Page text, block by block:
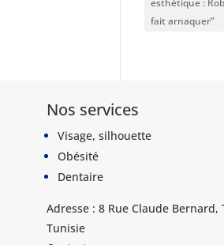
esthétique :
fait arnaquer”
Nos services
Visage, silhouette
Obésité
Dentaire
Adresse : 8 Rue Claude Bernard,
Tunisie